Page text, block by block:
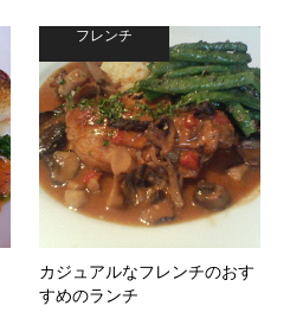
フレンチ
カジュアルなフレンチのおす
すめのランチ